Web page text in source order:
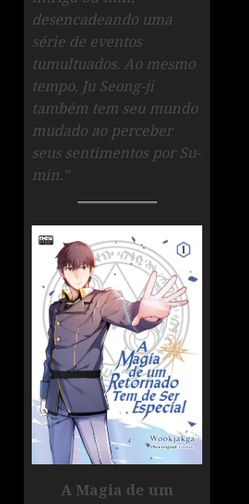
desencadeando uma
série de eventos
tumultuados. Ao mesmo
tempo, Ju Seong-ji
também tem seu mundo
mudado ao perceber
seus sentimentos por Su-
min.”
A Magia de um